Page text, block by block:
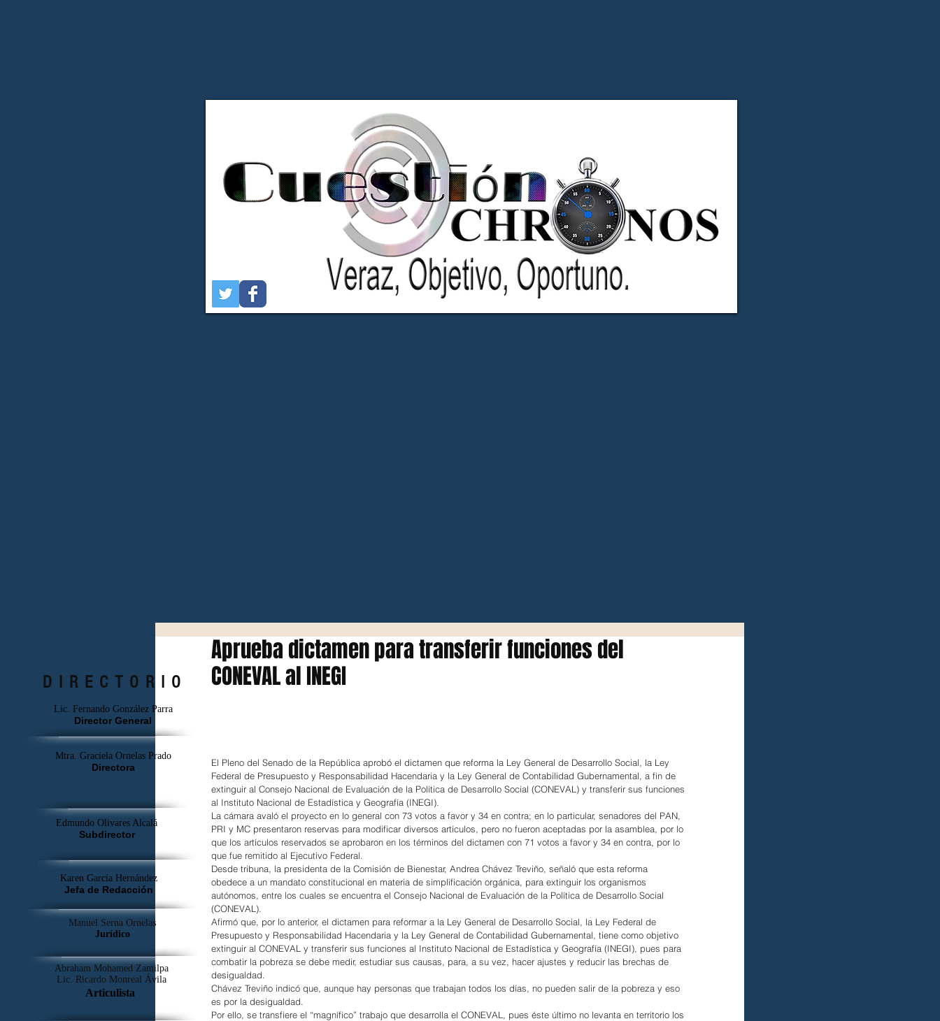
Aprueba dictamen para transferir funciones del
CONEVAL al INEGI
El Pleno del Senado de la República aprobó el dictamen que reforma la Ley General de Desarrollo Social, la Ley
Federal de Presupuesto y Responsabilidad Hacendaria y la Ley General de Contabilidad Gubernamental, a fin de
extinguir al Consejo Nacional de Evaluación de la Política de Desarrollo Social (CONEVAL) y transferir sus funciones
al Instituto Nacional de Estadística y Geografía (INEGI).
La cámara avaló el proyecto en lo general con 73 votos a favor y 34 en contra; en lo particular, senadores del PAN,
PRI y MC presentaron reservas para modificar diversos artículos, pero no fueron aceptadas por la asamblea, por lo
que los artículos reservados se aprobaron en los términos del dictamen con 71 votos a favor y 34 en contra, por lo
que fue remitido al Ejecutivo Federal.
Desde tribuna, la presidenta de la Comisión de Bienestar, Andrea Chávez Treviño, señaló que esta reforma
obedece a un mandato constitucional en materia de simplificación orgánica, para extinguir los organismos
autónomos, entre los cuales se encuentra el Consejo Nacional de Evaluación de la Política de Desarrollo Social
(CONEVAL).
Afirmó que, por lo anterior, el dictamen para reformar a la Ley General de Desarrollo Social, la Ley Federal de
Presupuesto y Responsabilidad Hacendaria y la Ley General de Contabilidad Gubernamental, tiene como objetivo
extinguir al CONEVAL y transferir sus funciones al Instituto Nacional de Estadística y Geografía (INEGI), pues para
combatir la pobreza se debe medir, estudiar sus causas, para, a su vez, hacer ajustes y reducir las brechas de
desigualdad.
Chávez Treviño indicó que, aunque hay personas que trabajan todos los días, no pueden salir de la pobreza y eso
es por la desigualdad.
Por ello, se transfiere el “magnífico” trabajo que desarrolla el CONEVAL, pues éste último no levanta en territorio los
DIRECTORIO
Lic. Fernando González Parra
Director General
Mtra. Graciela Ornelas Prado
Directora
Edmundo Olivares Alcalá
Subdirector
Karen García Hernández
Jefa de Redacción
Manuel Serna Ornelas
Jurídico
Abraham Mohamed Zamilpa
Lic. Ricardo Monreal Ávila
Articulista